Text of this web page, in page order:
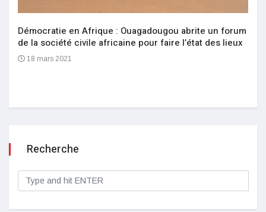
Démocratie en Afrique : Ouagadougou abrite un forum
de la société civile africaine pour faire l’état des lieux
18 mars 2021
Recherche